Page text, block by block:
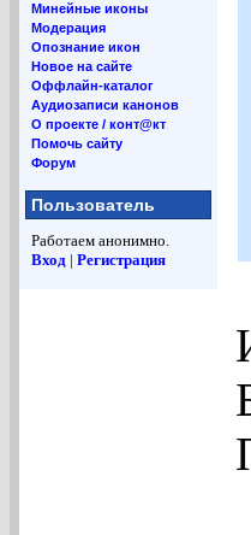
Минейные иконы
Модерация
Опознание икон
Новое на сайте
Оффлайн-каталог
Аудиозаписи канонов
О проекте / конт@кт
Помочь сайту
Форум
Пользователь
Работаем анонимно.
Вход | Регистрация